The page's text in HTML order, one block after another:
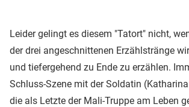
Leider gelingt es diesem "Tatort" nicht,
der drei angeschnittenen Erzählstränge
und tiefergehend zu Ende zu erzählen.
Schluss-Szene mit der Soldatin
die als Letzte der Mali-Truppe am Leben